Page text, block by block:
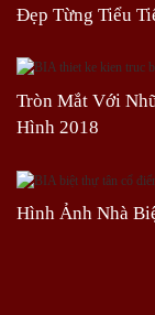
Đẹp Từng Tiểu
Tròn Mắt Với
Hình 2018
Hình Ảnh Nhà